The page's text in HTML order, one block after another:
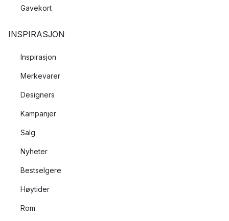
Gavekort
INSPIRASJON
Inspirasjon
Merkevarer
Designers
Kampanjer
Salg
Nyheter
Bestselgere
Høytider
Rom